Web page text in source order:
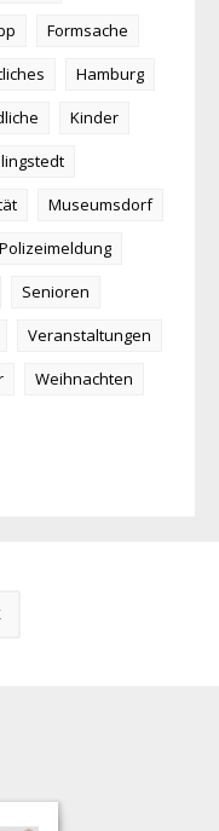
Formsache
Hamburg
Kinder
Museumsdorf
Polizeimeldung
Senioren
Veranstaltungen
Weihnachten